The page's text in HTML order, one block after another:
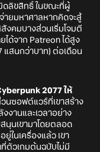
ดลิขสิทธิ์ ในขณะที่ผู้
ายมหาศาลหากคิดจะสู้
งคมบางส่วนเริ่มโจมตี
ได้จาก Patreon ได้สูง
แสนกว่าบาท) ต่อเดือน
2077 ให้
วนซอฟต์แวร์ที่เขาสร้าง
งงานและเวลาอย่าง
นุนเขามาโดยตลอด
ในเครื่องแล้ว เขา
ที่ตัวเกมต้นฉบับไม่มี